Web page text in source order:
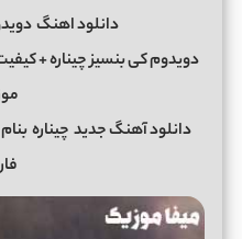
دانلود اهنگ
دانلود آهنگ جدید چیناره